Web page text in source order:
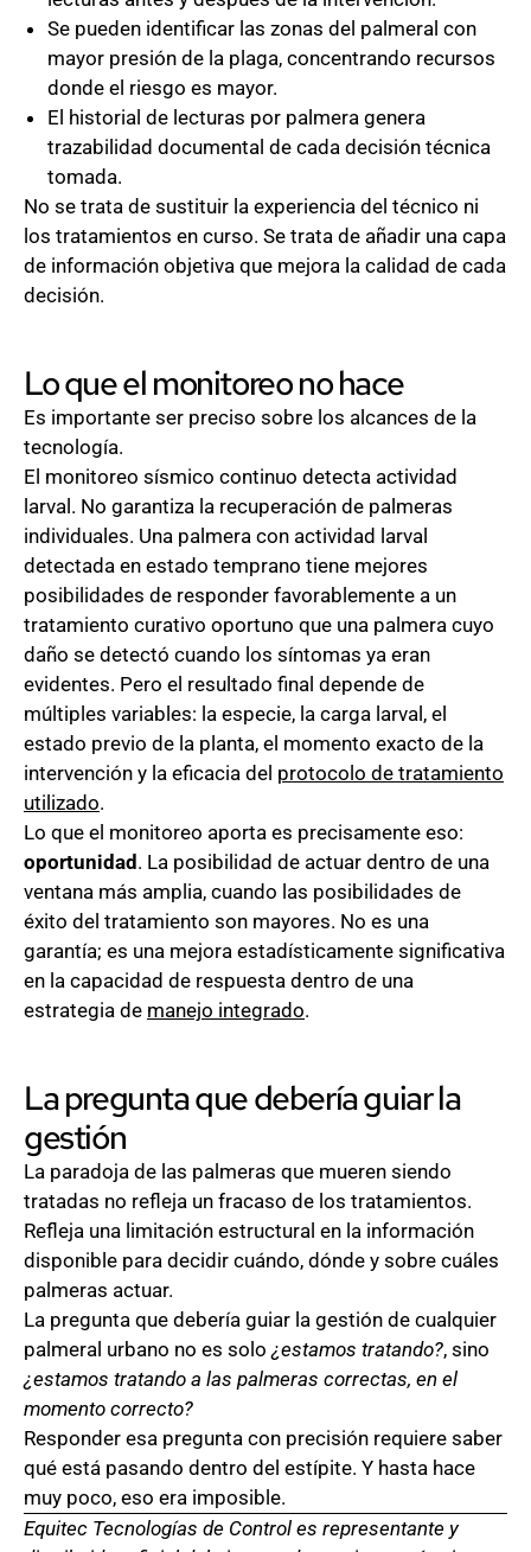
Se pueden identificar las zonas del palmeral con
mayor presión de la plaga, concentrando recursos
donde el riesgo es mayor.
El historial de lecturas por palmera genera
trazabilidad documental de cada decisión técnica
tomada.
No se trata de sustituir la experiencia del técnico ni
los tratamientos en curso. Se trata de añadir una capa
de información objetiva que mejora la calidad de cada
decisión.
Lo que el monitoreo no hace
Es importante ser preciso sobre los alcances de la
tecnología.
El monitoreo sísmico continuo detecta actividad
larval. No garantiza la recuperación de palmeras
individuales. Una palmera con actividad larval
detectada en estado temprano tiene mejores
posibilidades de responder favorablemente a un
tratamiento curativo oportuno que una palmera cuyo
daño se detectó cuando los síntomas ya eran
evidentes. Pero el resultado final depende de
múltiples variables: la especie, la carga larval, el
estado previo de la planta, el momento exacto de la
intervención y la eficacia del protocolo de tratamiento
utilizado.
Lo que el monitoreo aporta es precisamente eso:
oportunidad. La posibilidad de actuar dentro de una
ventana más amplia, cuando las posibilidades de
éxito del tratamiento son mayores. No es una
garantía; es una mejora estadísticamente significativa
en la capacidad de respuesta dentro de una
estrategia de manejo integrado.
La pregunta que debería guiar la
gestión
La paradoja de las palmeras que mueren siendo
tratadas no refleja un fracaso de los tratamientos.
Refleja una limitación estructural en la información
disponible para decidir cuándo, dónde y sobre cuáles
palmeras actuar.
La pregunta que debería guiar la gestión de cualquier
palmeral urbano no es solo ¿estamos tratando?, sino
¿estamos tratando a las palmeras correctas, en el
momento correcto?
Responder esa pregunta con precisión requiere saber
qué está pasando dentro del estípite. Y hasta hace
muy poco, eso era imposible.
Equitec Tecnologías de Control es representante y